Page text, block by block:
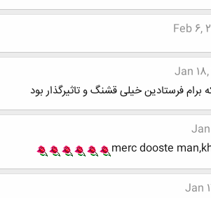
Feb 6,
Jan 18,
فرستادین خیلی قشنگ و تاثیرگذار بود
Jan
merc dooste
Jan